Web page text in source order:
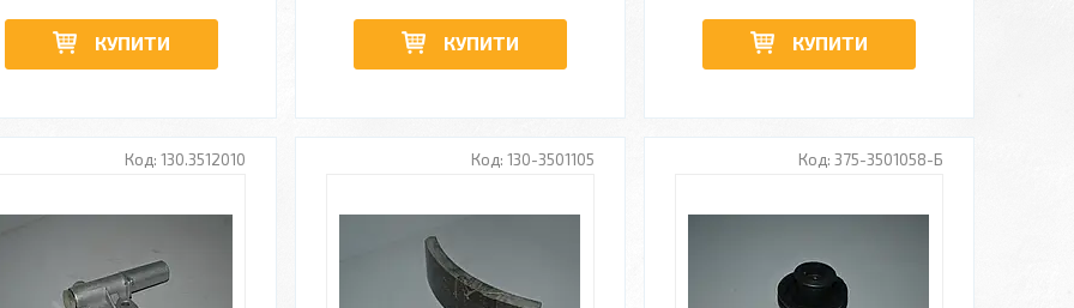
КУПИТИ КУПИТИ КУПИТИ
130.3512010 130-3501105 375-3501058-Б